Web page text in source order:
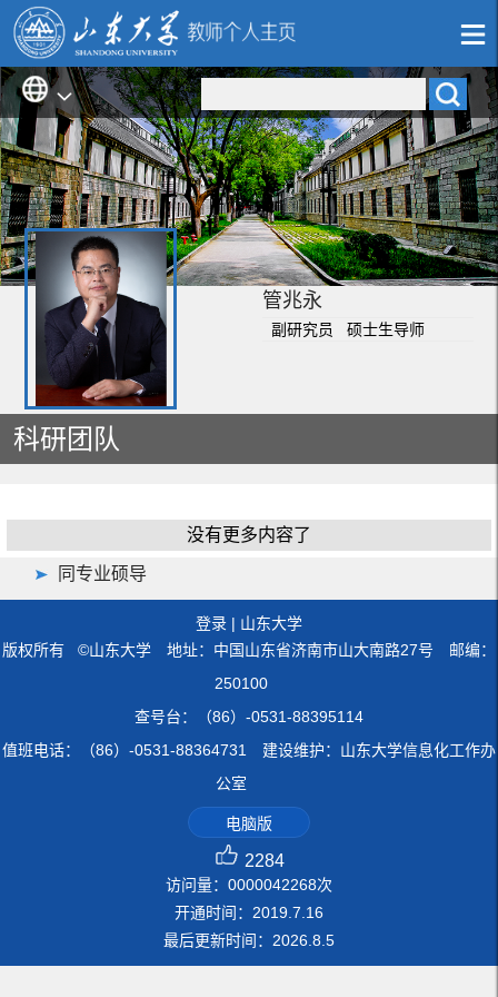
管兆永
副研究员 硕士生导师
科研团队
没有更多内容了
同专业硕导
登录 | 山东大学
版权所有 ©山东大学 地址：中国山东省济南市山大南路27号 邮编：
250100
查号台：（86）-0531-88395114
值班电话：（86）-0531-88364731 建设维护：山东大学信息化工作办
公室
电脑版
2284
访问量： 0000042268次
开通时间： 2019 7 16
最后更新时间： 2026 8 5